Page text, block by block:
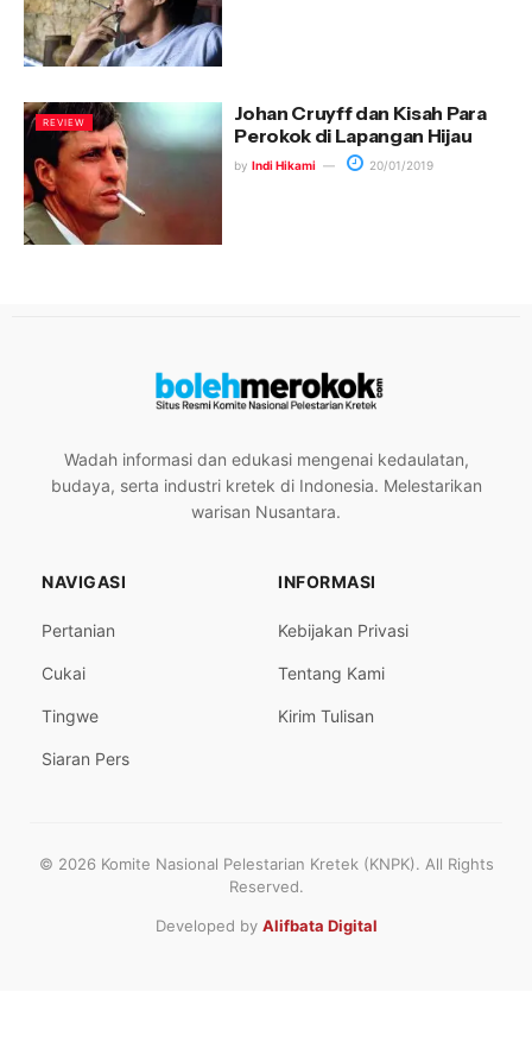
REVIEW
Johan Cruyff dan Kisah Para
Perokok di Lapangan Hijau
by Indi Hikami 20/01/2019
Wadah informasi dan edukasi mengenai kedaulatan,
budaya, serta industri kretek di Indonesia. Melestarikan
warisan Nusantara.
NAVIGASI
Pertanian
Cukai
Tingwe
Siaran Pers
INFORMASI
Kebijakan Privasi
Tentang Kami
Kirim Tulisan
© 2026 Komite Nasional Pelestarian Kretek (KNPK). All Rights
Reserved.
Developed by Alifbata Digital